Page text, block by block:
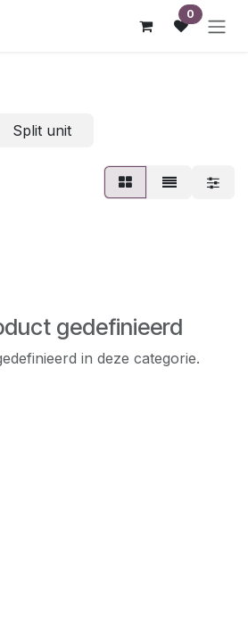
0
Split unit
gedefinieerd
in deze categorie.